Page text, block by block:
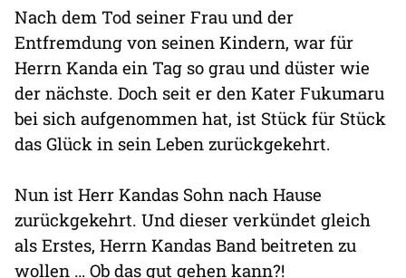
Nach dem Tod seiner Frau und der
Entfremdung von seinen Kindern, war für
Herrn Kanda ein Tag so grau und düster wie
der nächste. Doch seit er den Kater Fukumaru
bei sich aufgenommen hat, ist Stück für Stück
das Glück in sein Leben zurückgekehrt.
Nun ist Herr Kandas Sohn nach Hause
zurückgekehrt. Und dieser verkündet gleich
als Erstes, Herrn Kandas Band beitreten zu
wollen … Ob das gut gehen kann?!